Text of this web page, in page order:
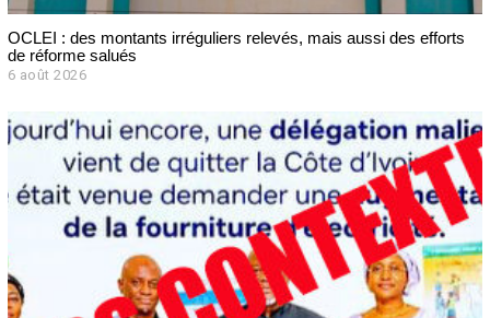
OCLEI : des montants irréguliers relevés, mais aussi des efforts
de réforme salués
6 août 2026